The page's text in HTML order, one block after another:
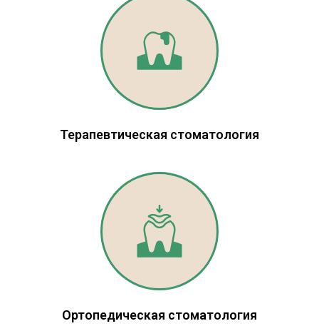
Терапевтическая стоматология
Ортопедическая стоматология